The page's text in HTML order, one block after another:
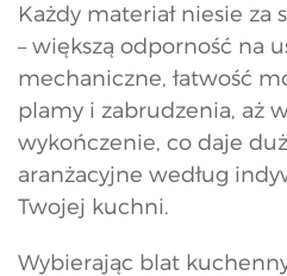
Każdy materiał niesie
– większą odporność na
mechaniczne, łatwość
plamy i zabrudzenia, aż
wykończenie, co daje
aranżacyjne według
Twojej kuchni.
Wybierając blat